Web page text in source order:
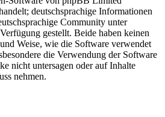
deutschsprachige Informationen
Community unter
gestellt. Beide haben keinen
Weise, wie die Software verwendet
die Verwendung der Software
nicht untersagen oder auf Inhalte
nehmen.